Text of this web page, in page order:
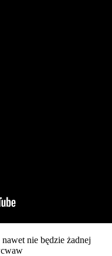
nie będzie żadnej